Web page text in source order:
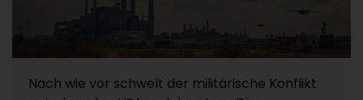
Nach wie vor schwelt der militärische Konflikt